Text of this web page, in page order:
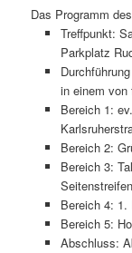
Das Programm
Treffpunkt:
Parkplatz
in einem von
Bereich 1:
Bereich 2:
Bereich 3:
Seitenstreifen
Bereich 4: 1.
Bereich 5:
Abschluss: